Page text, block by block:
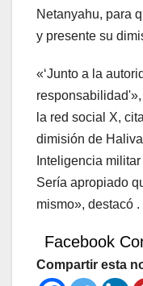
Netanyahu, para
y presente su
«‘Junto a la
la red social X,
dimisión de
Inteligencia
Sería apropiado
mismo», destacó .
Facebook
Compartir esta